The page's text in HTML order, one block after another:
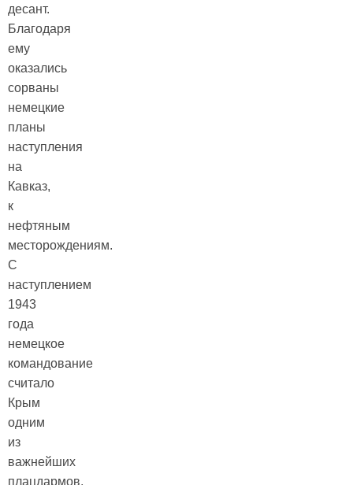
десант.
Благодаря
ему
оказались
сорваны
немецкие
планы
наступления
на
Кавказ,
к
нефтяным
месторождениям.
С
наступлением
1943
года
немецкое
командование
считало
Крым
одним
из
важнейших
плацдармов,